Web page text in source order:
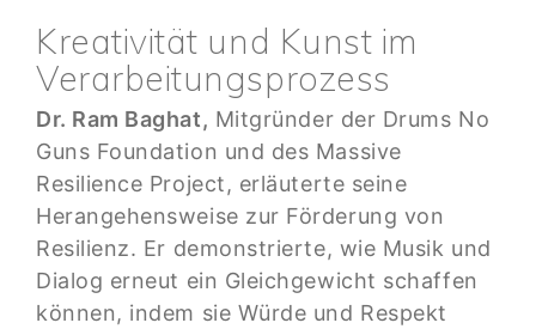
Kreativität und Kunst im
Verarbeitungsprozess
Dr. Ram Baghat, Mitgründer der Drums No
Guns Foundation und des Massive
Resilience Project, erläuterte seine
Herangehensweise zur Förderung von
Resilienz. Er demonstrierte, wie Musik und
Dialog erneut ein Gleichgewicht schaffen
können, indem sie Würde und Respekt